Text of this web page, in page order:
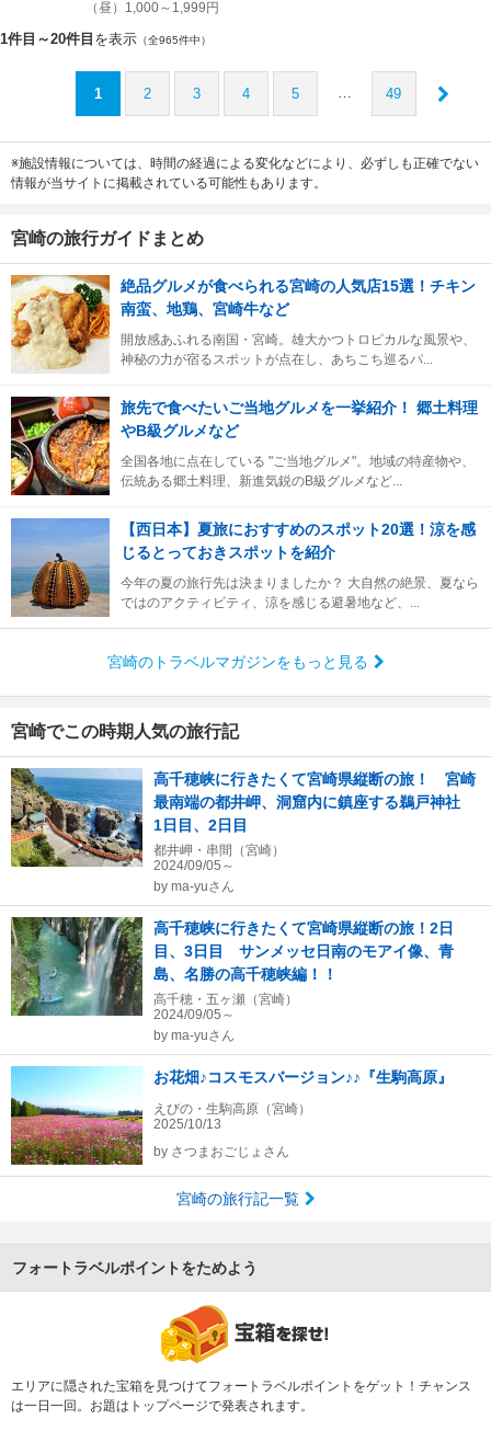
（昼）1,000～1,999円
1件目～20件目 を表示 （全965件中）
1 2 3 4 5 … 49
※施設情報については、時間の経過による変化などにより、必ずしも正確でない
情報が当サイトに掲載されている可能性もあります。
宮崎の旅行ガイドまとめ
絶品グルメが食べられる宮崎の人気店15選！チキン
南蛮、地鶏、宮崎牛など
開放感あふれる南国・宮崎。雄大かつトロピカルな風景や、
神秘の力が宿るスポットが点在し、あちこち巡るパ...
旅先で食べたいご当地グルメを一挙紹介！ 郷土料理
やB級グルメなど
全国各地に点在している "ご当地グルメ"。地域の特産物や、
伝統ある郷土料理、新進気鋭のB級グルメなど...
【西日本】夏旅におすすめのスポット20選！涼を感
じるとっておきスポットを紹介
今年の夏の旅行先は決まりましたか？ 大自然の絶景、夏なら
ではのアクティビティ、涼を感じる避暑地など、...
宮崎のトラベルマガジンをもっと見る
宮崎でこの時期人気の旅行記
高千穂峡に行きたくて宮崎県縦断の旅！ 宮崎
最南端の都井岬、洞窟内に鎮座する鵜戸神社
1日目、2日目
都井岬・串間（宮崎）
2024/09/05～
by ma-yuさん
高千穂峡に行きたくて宮崎県縦断の旅！2日
目、3日目 サンメッセ日南のモアイ像、青
島、名勝の高千穂峡編！！
高千穂・五ヶ瀬（宮崎）
2024/09/05～
by ma-yuさん
お花畑♪コスモスバージョン♪♪『生駒高原』
えびの・生駒高原（宮崎）
2025/10/13
by さつまおごじょさん
宮崎の旅行記一覧
フォートラベルポイントをためよう
エリアに隠された宝箱を見つけてフォートラベルポイントをゲット！チャンス
は一日一回。お題はトップページで発表されます。